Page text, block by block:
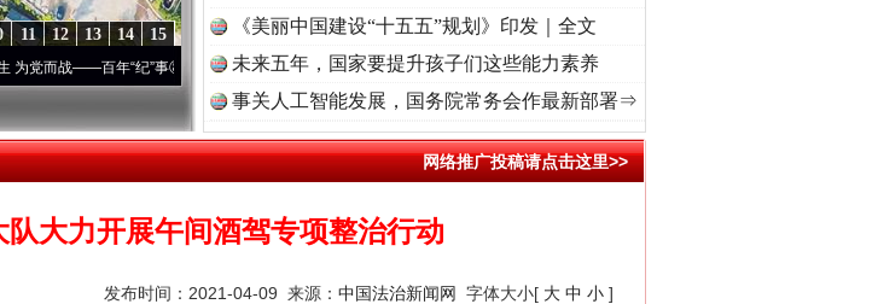
15
14
13
12
11
百年“纪”事⑧加强纪律..·[视频] 牢记初心使命 奋进复兴征程丨“转折之城”激荡..·[视频]牢记初心使命 奋进复兴征程丨红船起航处 潮起..
《美丽中国建设“十五五”规划》印发｜全文
未来五年，国家要提升孩子们这些能力素养
事关人工智能发展，国务院常务会作最新部署⇒
网络推广投稿请点击这里>>
大力开展午间酒驾专项整治行动
发布时间：2021-04-09 来源： 中国法治新闻网 字体大小[ 大 中 小 ]